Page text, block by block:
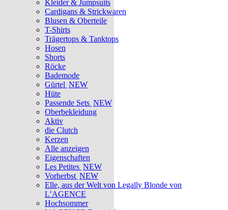
Kleider & Jumpsuits
Cardigans & Strickwaren
Blusen & Oberteile
T-Shirts
Trägertops & Tanktops
Hosen
Shorts
Röcke
Bademode
Gürtel NEW
Hüte
Passende Sets NEW
Oberbekleidung
Aktiv
die Clutch
Kerzen
Alle anzeigen
Eigenschaften
Les Petites NEW
Vorherbst NEW
Elle, aus der Welt von Legally Blonde von
L’AGENCE
Hochsommer